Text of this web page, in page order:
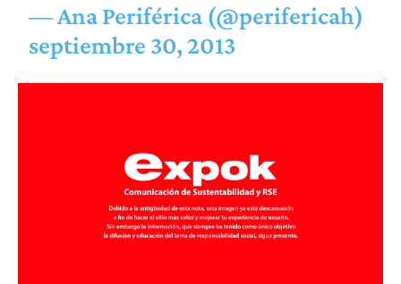
— Ana Periférica (@perifericah)
septiembre 30, 2013